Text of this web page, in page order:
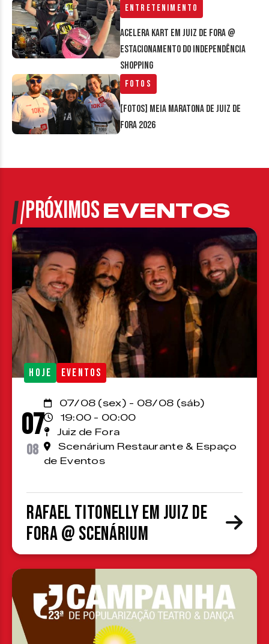
Entretenimento
Acelera Kart em Juiz de Fora @
estacionamento do Independência
Shopping
Fotos
[FOTOS] Meia Maratona de Juiz de
Fora 2026
PRÓXIMOSEVENTOS
HOJE EVENTOS
07
08
07/08 (sex) - 08/08 (sáb)
19:00 - 00:00
Juiz de Fora
Scenárium Restaurante & Espaço
de Eventos
Rafael Titonelly em Juiz de
Fora @ Scenárium